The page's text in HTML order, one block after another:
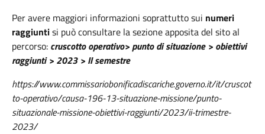
Per avere maggiori informazioni soprattutto sui numeri
raggiuntisi può consultare la sezione apposita del sito al
percorso: cruscotto operativo> punto di situazione > obiettivi
raggiunti > 2023 > II semestre
https://www.commissariobonificadiscariche.governo.it/it/cruscot
to-operativo/causa-196-13-situazione-missione/punto-
situazionale-missione-obiettivi-raggiunti/2023/ii-trimestre-
2023/